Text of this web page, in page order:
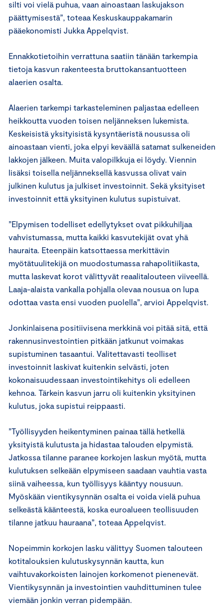
silti voi vielä puhua, vaan ainoastaan laskujakson
päättymisestä”, toteaa Keskuskauppakamarin
pääekonomisti Jukka Appelqvist.
Ennakkotietoihin verrattuna saatiin tänään tarkempia
tietoja kasvun rakenteesta bruttokansantuotteen
alaerien osalta.
Alaerien tarkempi tarkasteleminen paljastaa edelleen
heikkoutta vuoden toisen neljänneksen lukemista.
Keskeisistä yksityisistä kysyntäeristä nousussa oli
ainoastaan vienti, joka elpyi keväällä satamat sulkeneiden
lakkojen jälkeen. Muita valopilkkuja ei löydy. Viennin
lisäksi toisella neljänneksellä kasvussa olivat vain
julkinen kulutus ja julkiset investoinnit. Sekä yksityiset
investoinnit että yksityinen kulutus supistuivat.
”Elpymisen todelliset edellytykset ovat pikkuhiljaa
vahvistumassa, mutta kaikki kasvutekijät ovat yhä
hauraita. Eteenpäin katsottaessa merkittävin
myötätuulitekijä on muodostumassa rahapolitiikasta,
mutta laskevat korot välittyvät reaalitalouteen viiveellä.
Laaja-alaista vankalla pohjalla olevaa nousua on lupa
odottaa vasta ensi vuoden puolella”, arvioi Appelqvist.
Jonkinlaisena positiivisena merkkinä voi pitää sitä, että
rakennusinvestointien pitkään jatkunut voimakas
supistuminen tasaantui. Valitettavasti teolliset
investoinnit laskivat kuitenkin selvästi, joten
kokonaisuudessaan investointikehitys oli edelleen
kehnoa. Tärkein kasvun jarru oli kuitenkin yksityinen
kulutus, joka supistui reippaasti.
”Työllisyyden heikentyminen painaa tällä hetkellä
yksityistä kulutusta ja hidastaa talouden elpymistä.
Jatkossa tilanne paranee korkojen laskun myötä, mutta
kulutuksen selkeään elpymiseen saadaan vauhtia vasta
siinä vaiheessa, kun työllisyys kääntyy nousuun.
Myöskään vientikysynnän osalta ei voida vielä puhua
selkeästä käänteestä, koska euroalueen teollisuuden
tilanne jatkuu hauraana”, toteaa Appelqvist.
Nopeimmin korkojen lasku välittyy Suomen talouteen
kotitalouksien kulutuskysynnän kautta, kun
vaihtuvakorkoisten lainojen korkomenot pienenevät.
Vientikysynnän ja investointien vauhdittuminen tulee
viemään jonkin verran pidempään.